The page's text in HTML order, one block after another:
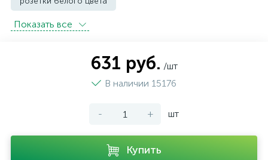
розетки с защитой от влаги IP44 и выше
Показать всe
631 руб. /шт
В наличии 15176
- + шт
Купить